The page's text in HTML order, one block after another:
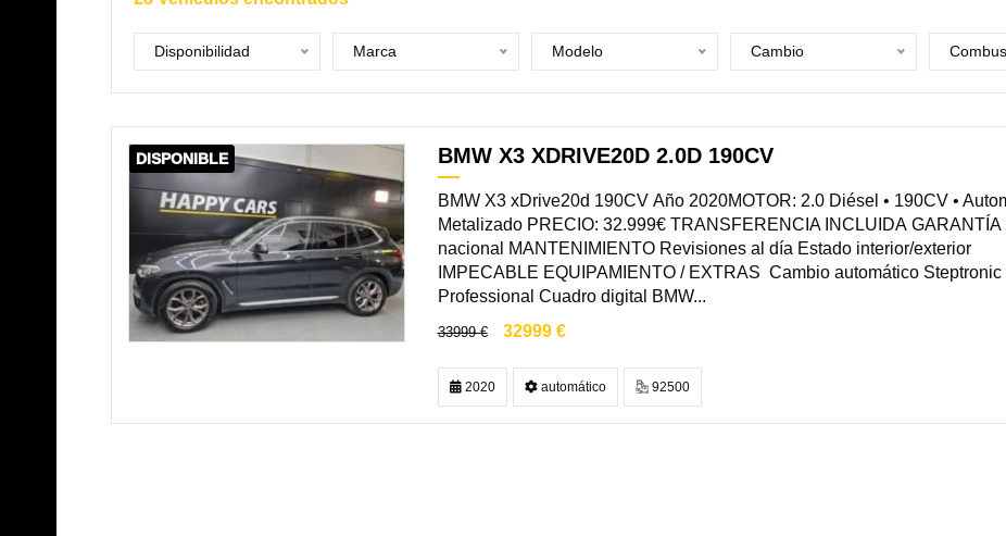
Disponibilidad Marca Modelo Cambio
DISPONIBLE BMW X3 XDRIVE20D 2.0D 190CV
BMW X3 xDrive20d 190CV Año 2020MOTOR: 2.0 Diésel • 190CV •
Metalizado PRECIO: 32.999€ TRANSFERENCIA INCLUIDA GARANTÍA
nacional MANTENIMIENTO Revisiones al día Estado interior/exterior
IMPECABLE EQUIPAMIENTO / EXTRAS Cambio automático
Professional Cuadro digital BMW...
33999 € 32999 €
2020 automático 92500